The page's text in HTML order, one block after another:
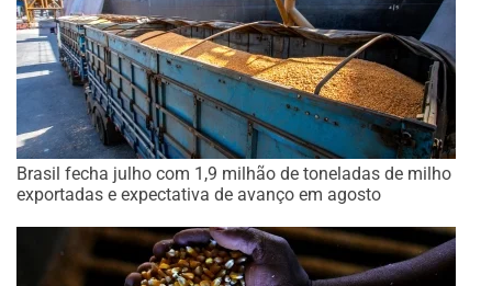
Brasil fecha julho com 1,9 milhão de toneladas de milho
exportadas e expectativa de avanço em agosto